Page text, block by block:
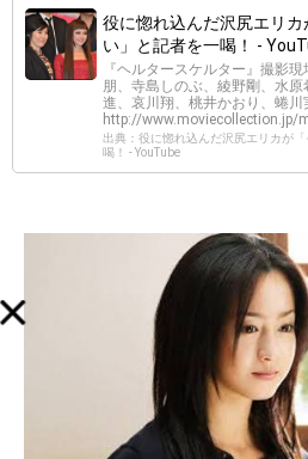
役に惚れ込んだ沢尻エリ
い」と記者を一喝！ -
『ヘルタースケルター』撮影
朋、寺島しのぶ、綾野剛、水
進、哀川翔、桃井かおり、蜷川
http://www.moviecollection.jp/
出典：役に惚れ込んだ沢尻エリカが
喝！ - YouTube